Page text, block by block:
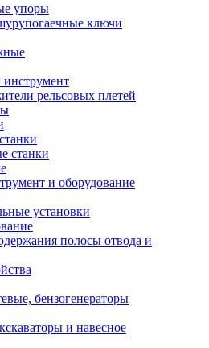
упоры
ключи
рельсовых плетей
станки
и оборудование
установки
полосы отвода и
бензогенераторы
и навесное